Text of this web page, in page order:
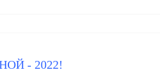
- 2022!